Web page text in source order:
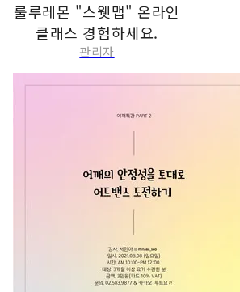
룰루레몬 "스웻맵" 온라인
클래스 경험하세요.
관리자